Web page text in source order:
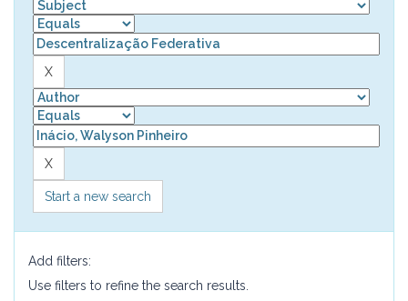
Start a new search
Add filters:
Use filters to refine the search results.